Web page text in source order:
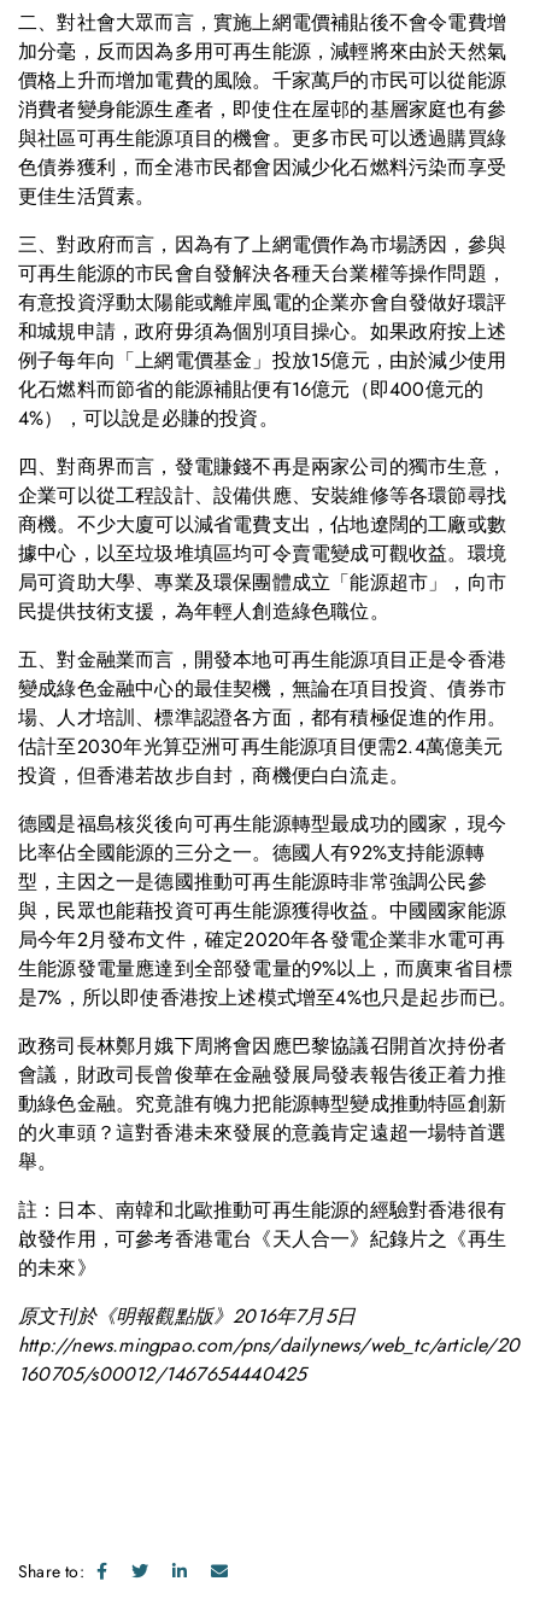
二、對社會大眾而言，實施上網電價補貼後不會令電費增
加分毫，反而因為多用可再生能源，減輕將來由於天然氣
價格上升而增加電費的風險。千家萬戶的市民可以從能源
消費者變身能源生產者，即使住在屋邨的基層家庭也有參
與社區可再生能源項目的機會。更多市民可以透過購買綠
色債券獲利，而全港市民都會因減少化石燃料污染而享受
更佳生活質素。
三、對政府而言，因為有了上網電價作為市場誘因，參與
可再生能源的市民會自發解決各種天台業權等操作問題，
有意投資浮動太陽能或離岸風電的企業亦會自發做好環評
和城規申請，政府毋須為個別項目操心。如果政府按上述
例子每年向「上網電價基金」投放15億元，由於減少使用
化石燃料而節省的能源補貼便有16億元（即400億元的
4%），可以說是必賺的投資。
四、對商界而言，發電賺錢不再是兩家公司的獨市生意，
企業可以從工程設計、設備供應、安裝維修等各環節尋找
商機。不少大廈可以減省電費支出，佔地遼闊的工廠或數
據中心，以至垃圾堆填區均可令賣電變成可觀收益。環境
局可資助大學、專業及環保團體成立「能源超市」，向市
民提供技術支援，為年輕人創造綠色職位。
五、對金融業而言，開發本地可再生能源項目正是令香港
變成綠色金融中心的最佳契機，無論在項目投資、債券市
場、人才培訓、標準認證各方面，都有積極促進的作用。
估計至2030年光算亞洲可再生能源項目便需2.4萬億美元
投資，但香港若故步自封，商機便白白流走。
德國是福島核災後向可再生能源轉型最成功的國家，現今
比率佔全國能源的三分之一。德國人有92%支持能源轉
型，主因之一是德國推動可再生能源時非常強調公民參
與，民眾也能藉投資可再生能源獲得收益。中國國家能源
局今年2月發布文件，確定2020年各發電企業非水電可再
生能源發電量應達到全部發電量的9%以上，而廣東省目標
是7%，所以即使香港按上述模式增至4%也只是起步而已。
政務司長林鄭月娥下周將會因應巴黎協議召開首次持份者
會議，財政司長曾俊華在金融發展局發表報告後正着力推
動綠色金融。究竟誰有魄力把能源轉型變成推動特區創新
的火車頭？這對香港未來發展的意義肯定遠超一場特首選
舉。
註：日本、南韓和北歐推動可再生能源的經驗對香港很有
啟發作用，可參考香港電台《天人合一》紀錄片之《再生
的未來》
原文刊於《明報觀點版》2016年7月5日
http://news.mingpao.com/pns/dailynews/web_tc/article/20
160705/s00012/1467654440425
Share to: